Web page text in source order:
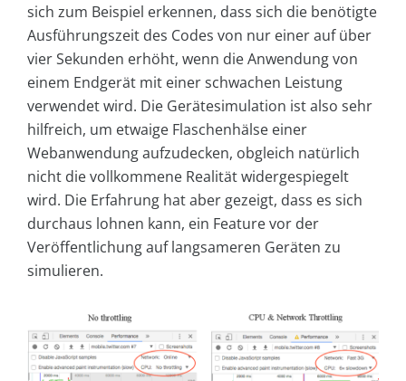
sich zum Beispiel erkennen, dass sich die benötigte
Ausführungszeit des Codes von nur einer auf über
vier Sekunden erhöht, wenn die Anwendung von
einem Endgerät mit einer schwachen Leistung
verwendet wird. Die Gerätesimulation ist also sehr
hilfreich, um etwaige Flaschenhälse einer
Webanwendung aufzudecken, obgleich natürlich
nicht die vollkommene Realität widergespiegelt
wird. Die Erfahrung hat aber gezeigt, dass es sich
durchaus lohnen kann, ein Feature vor der
Veröffentlichung auf langsameren Geräten zu
simulieren.